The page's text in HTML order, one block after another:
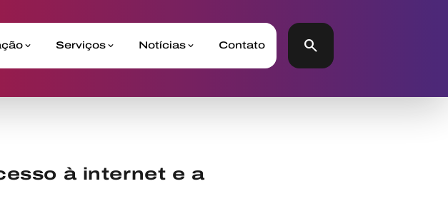
Serviços Notícias Contato search
à internet e a